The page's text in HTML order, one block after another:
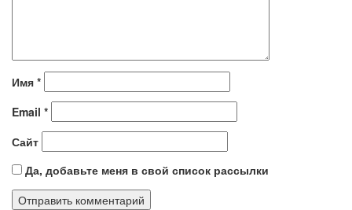
Имя *
Email *
Сайт
Да, добавьте меня в свой список рассылки